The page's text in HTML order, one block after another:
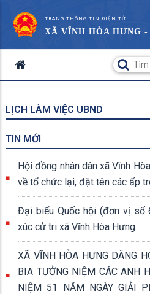
TRANG THÔNG TIN ĐIỆN TỬ
XÃ VĨNH HÒA HƯNG
LỊCH LÀM VIỆC UBND
TIN MỚI
Hội đồng nhân dân xã Vĩnh
về tổ chức lại, đặt tên các ấp
Đại biểu Quốc hội (đơn vị số
xúc cử tri xã Vĩnh Hòa Hưng
XÃ VĨNH HÒA HƯNG DÂNG
BIA TƯỞNG NIỆM CÁC ANH
NIỆM 51 NĂM NGÀY GIẢI